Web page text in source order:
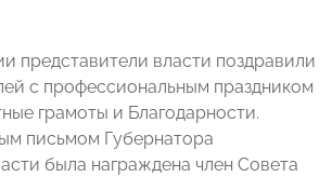
представители власти поздравили
с профессиональным праздником
грамоты и Благодарности.
письмом Губернатора
была награждена член Совета